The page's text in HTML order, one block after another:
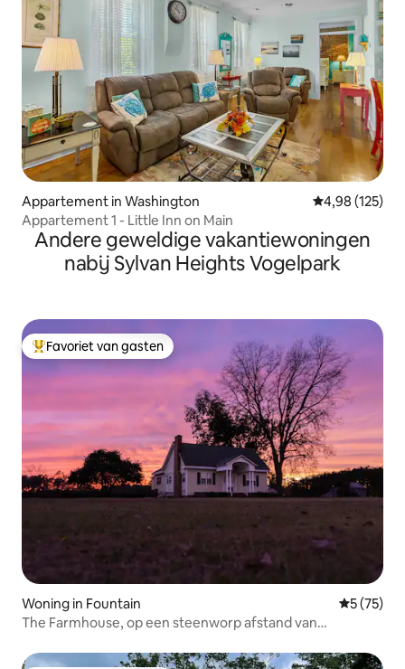
Appartement in Washington Gemiddelde
4,98 (125)
Appartement 1 - Little Inn on Main
Andere geweldige vakantiewoningen
nabij Sylvan Heights Vogelpark
Topfavoriet van gasten
Favoriet van gasten
Woning in Fountain
5 (75)
The Farmhouse, op een steenworp afstand van